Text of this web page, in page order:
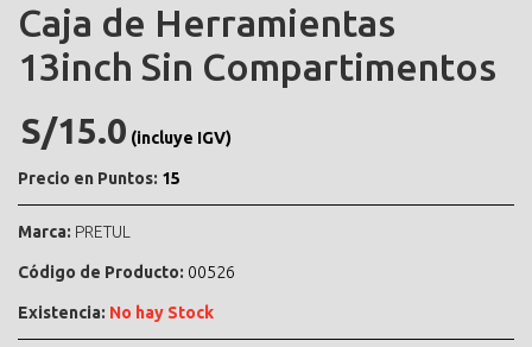
Caja de Herramientas
13inch Sin Compartimentos
S/15.0 (incluye IGV)
Precio en Puntos: 15
Marca: PRETUL
Código de Producto: 00526
Existencia: No hay Stock